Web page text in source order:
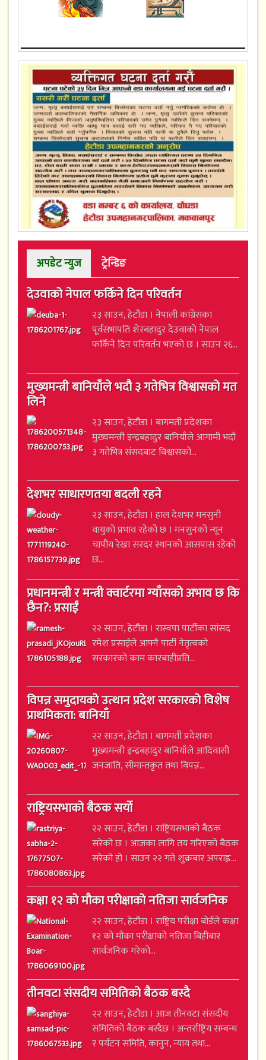
अपडेट न्युज ट्रेन्डिङ
देउवाको नेपाल फर्किने दिन परिवर्तन
२३ साउन, हेटौंडा । नेपाली कांग्रेसका
पूर्वसभापति शेरबहादुर देउवाको नेपाल
फर्किने दिन परिवर्तन भएको छ । साउन २६...
मुख्यमन्त्री बानियाँले भदौ ३ गतेभित्र विश्वासको मत
लिने
२३ साउन, हेटौंडा । बागमती प्रदेशका
मुख्यमन्त्री इन्द्रबहादुर बानियाँले आगामी भदौ
३ गतेभित्र संसदबाट विश्वासको...
देशभर साधारणतया बदली रहने
२३ साउन, हेटौंडा । हाल देशभर मनसुनी
वायुको प्रभाव रहेको छ । मनसुनको न्यून
चापीय रेखा सरदर स्थानको आसपास रहेको
छ...
प्रधानमन्त्री र मन्त्री क्वार्टरमा ग्याँसको अभाव छ कि
छैन?: प्रसाईं
२२ साउन, हेटौंडा । रास्वपा पार्टीका सांसद
रमेश प्रसाईंले आफ्नै पार्टी नेतृत्वको
सरकारको काम कारबाहीप्रति...
विपन्न समुदायको उत्थान प्रदेश सरकारको विशेष
प्राथमिकता: बानियाँ
२२ साउन, हेटौंडा । बागमती प्रदेशका
मुख्यमन्त्री इन्द्रबहादुर बानियाँले आदिवासी
जनजाति, सीमान्तकृत तथा विपन्न...
राष्ट्रियसभाको बैठक सर्यो
२२ साउन, हेटौंडा । राष्ट्रियसभाको बैठक
सरेको छ । आजका लागि तय गरिएको बैठक
सरेको हो । साउन २२ गते शुक्रबार अपराह्न...
कक्षा १२ को मौका परीक्षाको नतिजा सार्वजनिक
२२ साउन, हेटौंडा । राष्ट्रिय परीक्षा बोर्डले कक्षा
१२ को मौका परीक्षाको नतिजा बिहीबार
सार्वजनिक गरेको...
तीनवटा संसदीय समितिको बैठक बस्दै
२२ साउन, हेटौंडा । आज तीनवटा संसदीय
समितिको बैठक बस्दैछ । अन्तर्राष्ट्रिय सम्बन्ध
र पर्यटन समिति, कानुन, न्याय तथा...